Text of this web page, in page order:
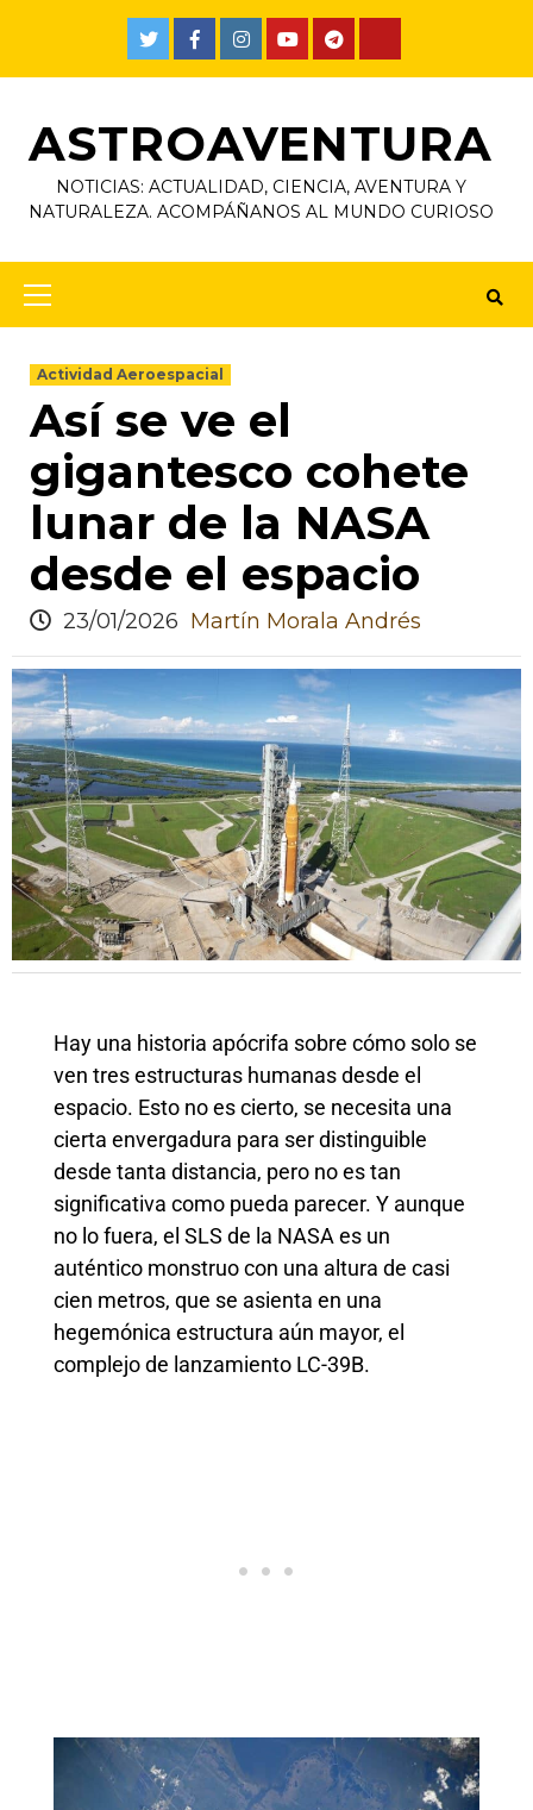
ASTROAVENTURA
NOTICIAS: ACTUALIDAD, CIENCIA, AVENTURA Y
NATURALEZA. ACOMPÁÑANOS AL MUNDO CURIOSO
Actividad Aeroespacial
Así se ve el
gigantesco cohete
lunar de la NASA
desde el espacio
23/01/2026 Martín Morala Andrés
Hay una historia apócrifa sobre cómo solo se
ven tres estructuras humanas desde el
espacio. Esto no es cierto, se necesita una
cierta envergadura para ser distinguible
desde tanta distancia, pero no es tan
significativa como pueda parecer. Y aunque
no lo fuera, el SLS de la NASA es un
auténtico monstruo con una altura de casi
cien metros, que se asienta en una
hegemónica estructura aún mayor, el
complejo de lanzamiento LC-39B.